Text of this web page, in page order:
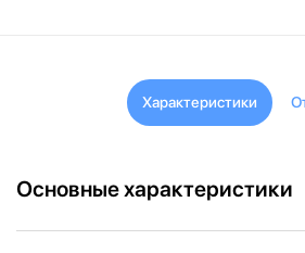
Характеристики
Основные характеристики